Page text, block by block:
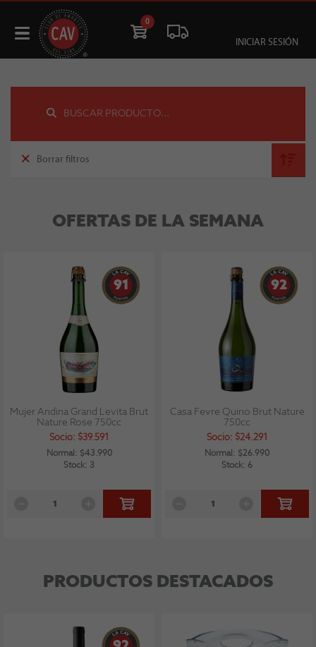
0
INICIAR SESIÓN
Borrar filtros
OFERTAS DE LA SEMANA
91
Mujer Andina Grand Levita Brut
Nature Rose 750cc
Socio: $39.591
Normal: $43.990
Stock: 3
92
Casa Fevre Quino Brut Nature
750cc
Socio: $24.291
Normal: $26.990
Stock: 6
PRODUCTOS DESTACADOS